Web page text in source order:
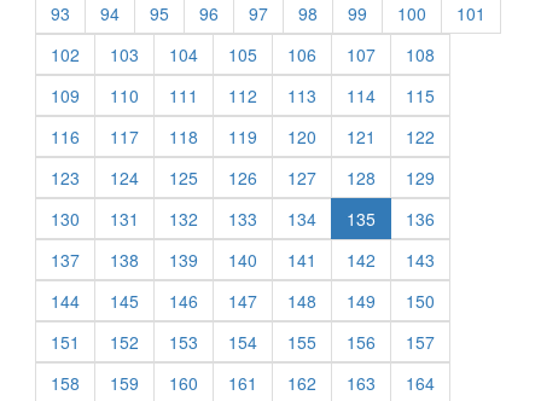
93
94 95 96 97 98 99 100
101
102
103 104 105 106 107
108
109
110 111 112 113 114
115
116
117 118 119 120 121
122
123
124 125 126 127 128
129
130
131 132 133 134 135
136
137
138 139 140 141 142
143
144
145 146 147 148 149
150
151
152 153 154 155 156
157
158
159 160 161 162 163
164